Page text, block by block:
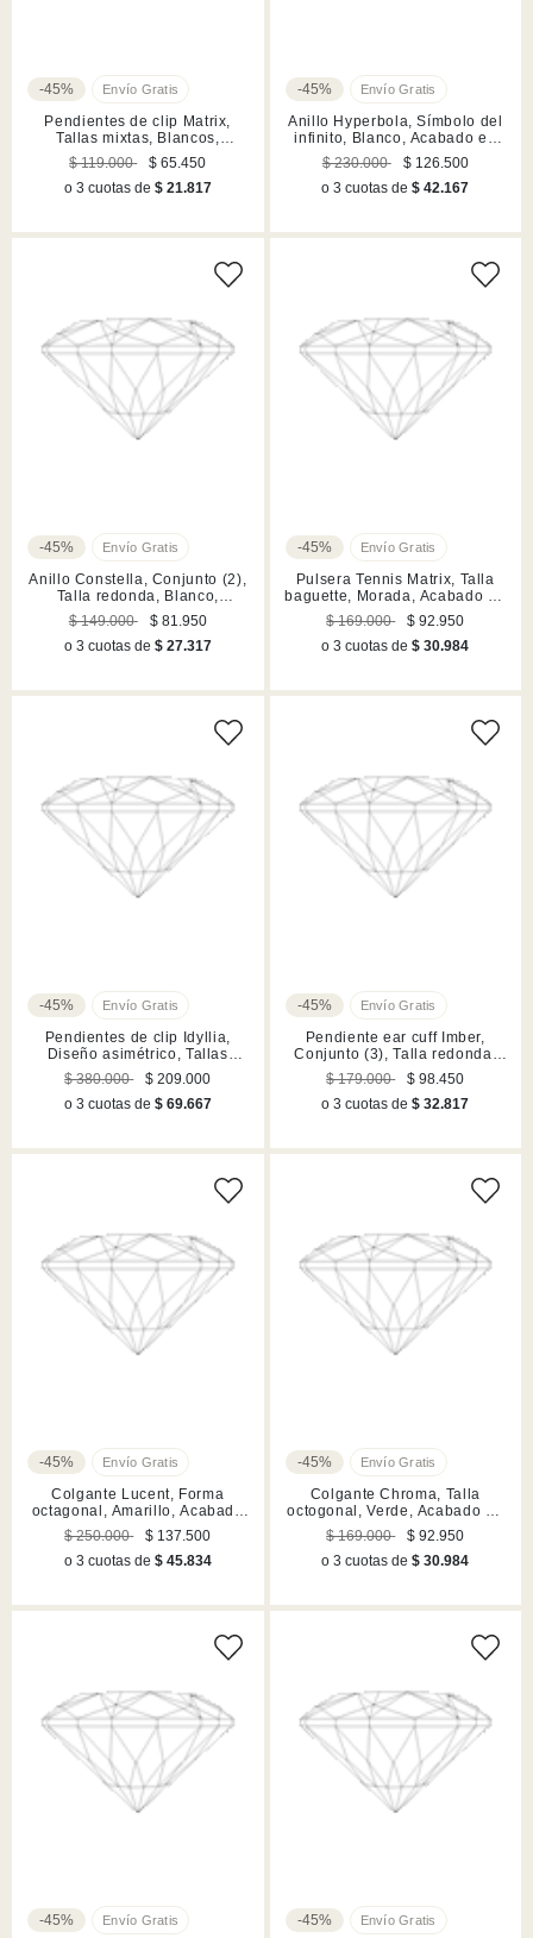
-45%
Pendientes de clip Matrix,
Tallas mixtas, Blancos,
Acabado en rodio
$ 119.000
$ 65.450
o 3 cuotas de $ 21.817
-45%
Anillo Hyperbola, Símbolo del
infinito, Blanco, Acabado en
tono plateado
$ 230.000
$ 126.500
o 3 cuotas de$ 42.167
-45%
Anillo Constella, Conjunto (2),
Talla redonda, Blanco,
Acabado en rodio
$ 149.000
$ 81.950
o 3 cuotas de $ 27.317
-45%
Pulsera Tennis Matrix, Talla
baguette, Morada, Acabado en
rodio
$ 169.000
$ 92.950
o 3 cuotas de$ 30.984
-45%
Pendientes de clip Idyllia,
Diseño asimétrico, Tallas
mixtas, Pavé, Flor, Lilases,
Acabado en tono oro
$ 380.000
$ 209.000
o 3 cuotas de $ 69.667
-45%
Pendiente ear cuff Imber,
Conjunto (3), Talla redonda,
Blanco, Acabado en tono oro
$ 179.000
$ 98.450
o 3 cuotas de$ 32.817
-45%
Colgante Lucent, Forma
octagonal, Amarillo, Acabado
en tono oro
$ 250.000
$ 137.500
o 3 cuotas de $ 45.834
-45%
Colgante Chroma, Talla
octogonal, Verde, Acabado en
tono oro
$ 169.000
$ 92.950
o 3 cuotas de$ 30.984
-45%
-45%